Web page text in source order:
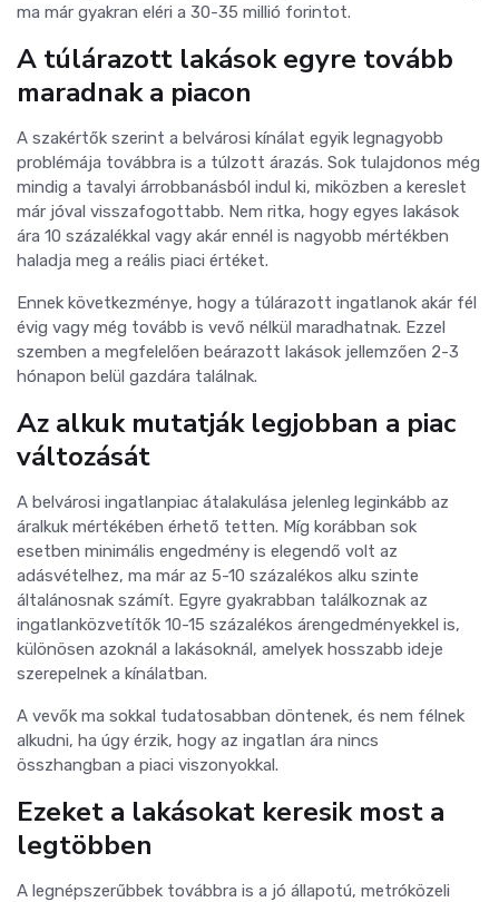
ma már gyakran eléri a 30-35 millió forintot.
A túlárazott lakások egyre tovább
maradnak a piacon
A szakértők szerint a belvárosi kínálat egyik legnagyobb
problémája továbbra is a túlzott árazás. Sok tulajdonos még
mindig a tavalyi árrobbanásból indul ki, miközben a kereslet
már jóval visszafogottabb. Nem ritka, hogy egyes lakások
ára 10 százalékkal vagy akár ennél is nagyobb mértékben
haladja meg a reális piaci értéket.
Ennek következménye, hogy a túlárazott ingatlanok akár fél
évig vagy még tovább is vevő nélkül maradhatnak. Ezzel
szemben a megfelelően beárazott lakások jellemzően 2-3
hónapon belül gazdára találnak.
Az alkuk mutatják legjobban a piac
változását
A belvárosi ingatlanpiac átalakulása jelenleg leginkább az
áralkuk mértékében érhető tetten. Míg korábban sok
esetben minimális engedmény is elegendő volt az
adásvételhez, ma már az 5-10 százalékos alku szinte
általánosnak számít. Egyre gyakrabban találkoznak az
ingatlanközvetítők 10-15 százalékos árengedményekkel is,
különösen azoknál a lakásoknál, amelyek hosszabb ideje
szerepelnek a kínálatban.
A vevők ma sokkal tudatosabban döntenek, és nem félnek
alkudni, ha úgy érzik, hogy az ingatlan ára nincs
összhangban a piaci viszonyokkal.
Ezeket a lakásokat keresik most a
legtöbben
A legnépszerűbbek továbbra is a jó állapotú, metróközeli